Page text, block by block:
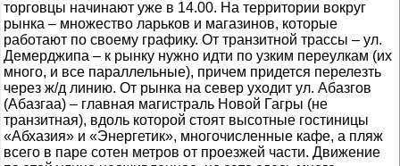
торговцы начинают уже в 14.00. На территории вокруг
рынка – множество ларьков и магазинов, которые
работают по своему графику. От транзитной трассы – ул.
Демерджипа – к рынку нужно идти по узким переулкам (их
много, и все параллельные), причем придется перелезть
через ж/д линию. От рынка на север уходит ул. Абазгов
(Абазгаа) – главная магистраль Новой Гагры (не
транзитная), вдоль которой стоят высотные гостиницы
«Абхазия» и «Энергетик», многочисленные кафе, а пляж
всего в паре сотен метров от проезжей части. Движение